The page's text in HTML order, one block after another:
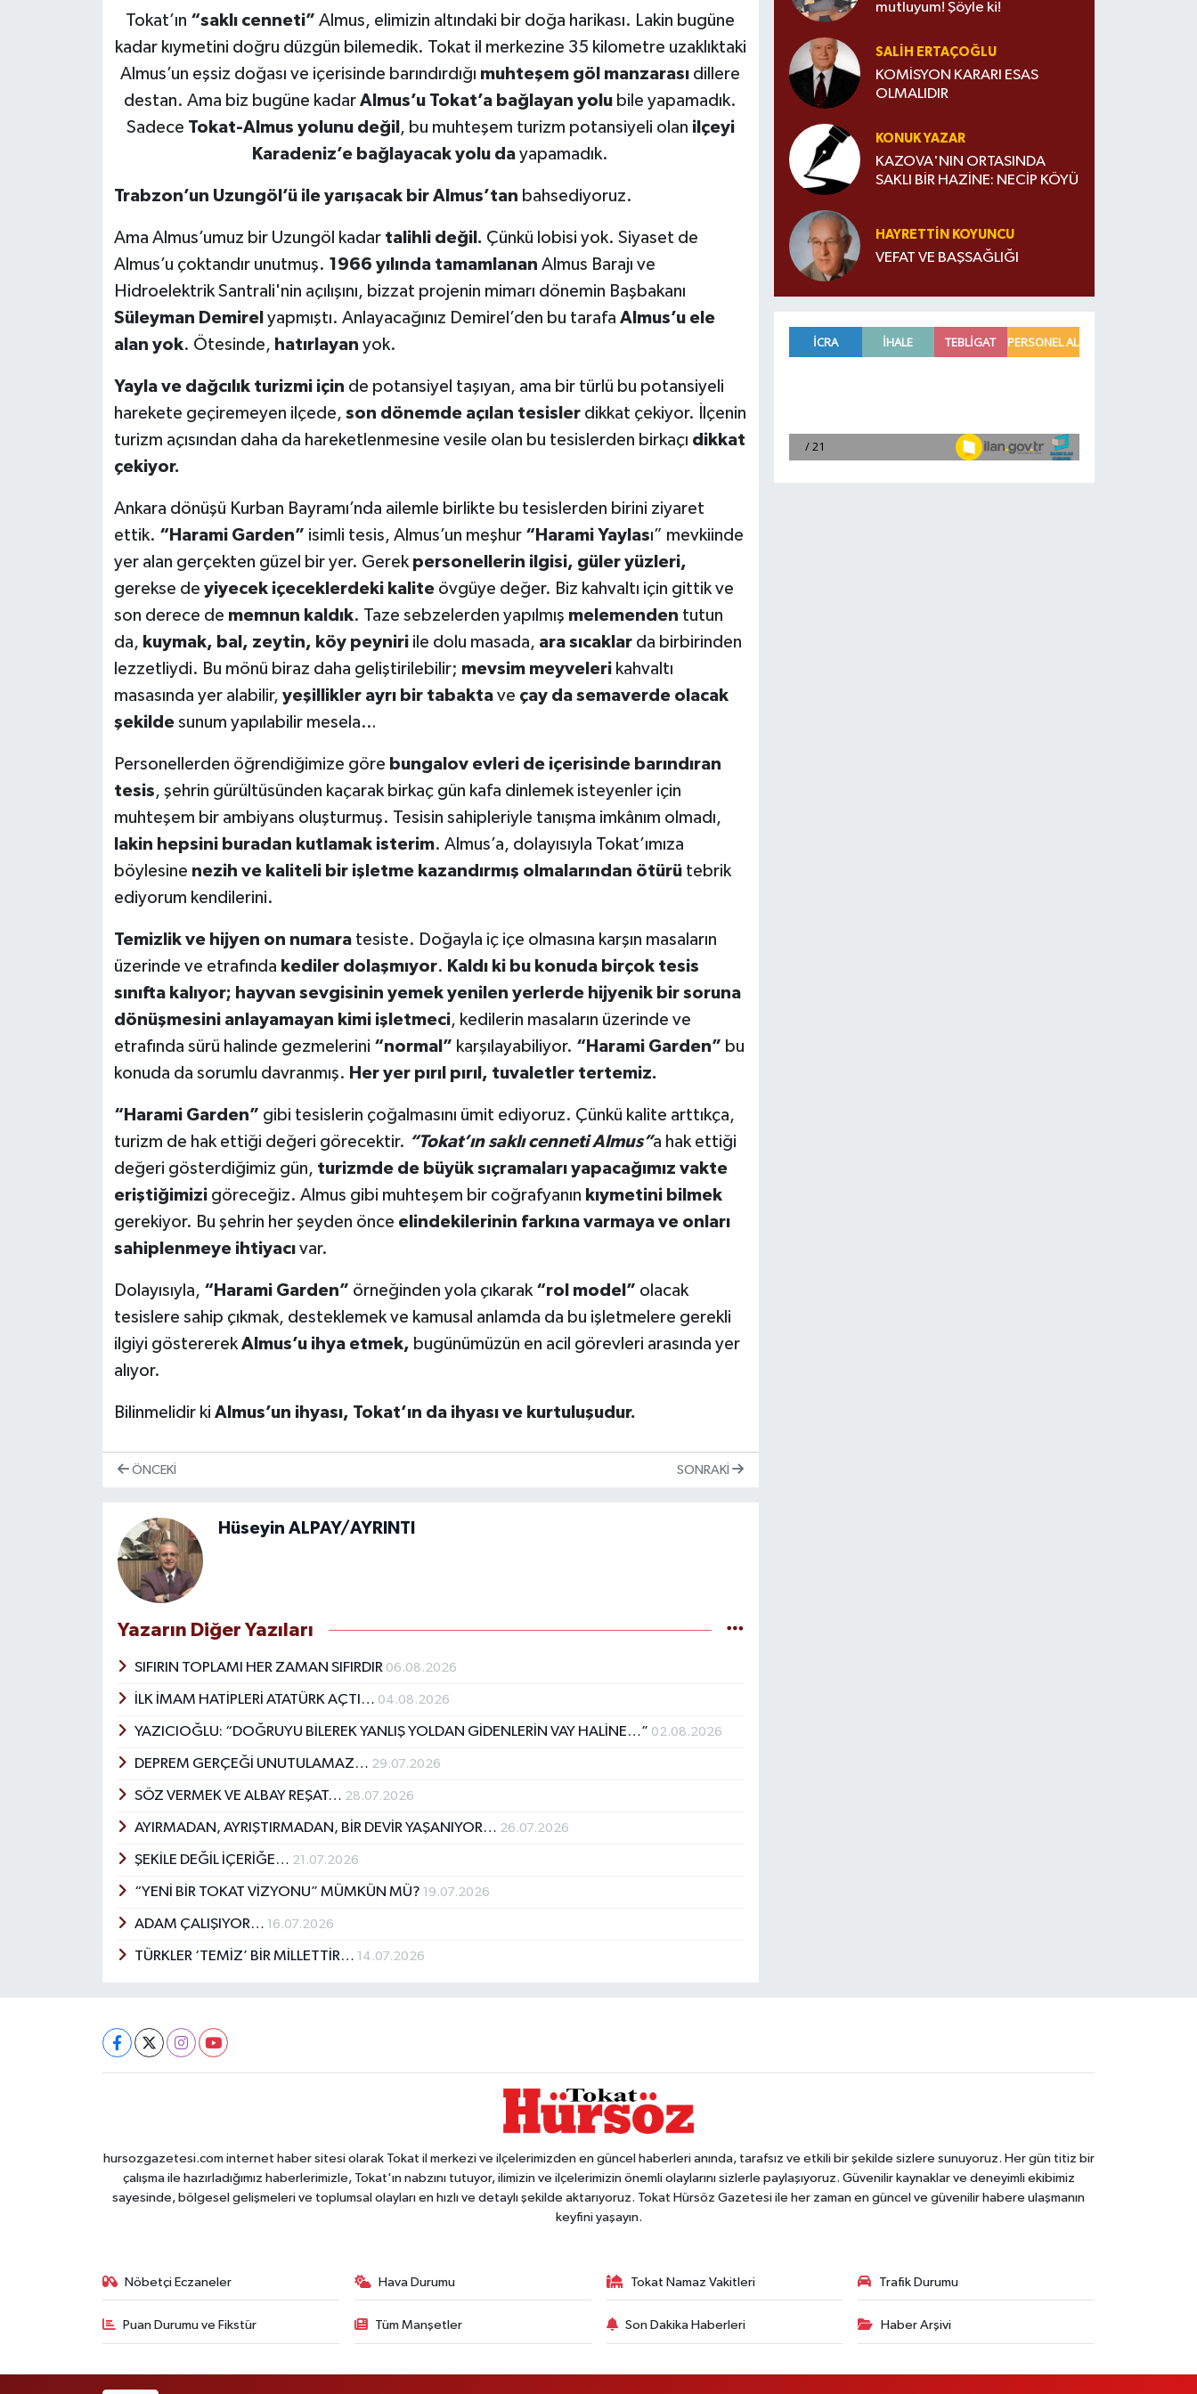
Tokat’ın “saklı cenneti” Almus, elimizin altındaki bir doğa harikası. Lakin bugüne
kadar kıymetini doğru düzgün bilemedik. Tokat il merkezine 35 kilometre uzaklıktaki
Almus’un eşsiz doğası ve içerisinde barındırdığı muhteşem göl manzarası dillere
destan. Ama biz bugüne kadarAlmus’u Tokat’a bağlayan yolu bile yapamadık.
Sadece Tokat-Almus yolunu değil , bu muhteşem turizm potansiyeli olan ilçeyi
Karadeniz’e bağlayacak yolu da yapamadık.
Trabzon’un Uzungöl’ü ile yarışacak bir Almus’tan bahsediyoruz.
Ama Almus’umuz bir Uzungöl kadar talihli değil. Çünkü lobisi yok. Siyaset de
Almus’u çoktandır unutmuş. 1966 yılında tamamlanan Almus Barajı ve
Hidroelektrik Santrali'nin açılışını, bizzat projenin mimarı dönemin Başbakanı
Süleyman Demirel yapmıştı. Anlayacağınız Demirel’den bu tarafa Almus’u ele
alan yok. Ötesinde, hatırlayan yok.
Yayla ve dağcılık turizmi için de potansiyel taşıyan, ama bir türlü bu potansiyeli
harekete geçiremeyen ilçede, son dönemde açılan tesislerdikkat çekiyor. İlçenin
turizm açısından daha da hareketlenmesine vesile olan bu tesislerden birkaçı dikkat
çekiyor.
Ankara dönüşü Kurban Bayramı’nda ailemle birlikte bu tesislerden birini ziyaret
ettik. “Harami Garden” isimli tesis, Almus’un meşhur “Harami Yaylası” mevkiinde
yer alan gerçekten güzel bir yer. Gerek personellerin ilgisi, güler yüzleri,
gerekse de yiyecek içeceklerdeki kaliteövgüye değer. Biz kahvaltı için gittik ve
son derece de memnun kaldık. Taze sebzelerden yapılmış melemenden tutun
da, kuymak, bal, zeytin, köy peyniriile dolu masada, ara sıcaklarda birbirinden
lezzetliydi. Bu mönü biraz daha geliştirilebilir; mevsim meyveleri kahvaltı
masasında yer alabilir, yeşillikler ayrı bir tabaktave çay da semaverde olacak
şekildesunum yapılabilir mesela…
Personellerden öğrendiğimize göre bungalov evleri de içerisinde barındıran
tesis, şehrin gürültüsünden kaçarak birkaç gün kafa dinlemek isteyenler için
muhteşem bir ambiyans oluşturmuş. Tesisin sahipleriyle tanışma imkânım olmadı,
lakin hepsini buradan kutlamak isterim. Almus’a, dolayısıyla Tokat’ımıza
böylesine nezih ve kaliteli bir işletme kazandırmış olmalarından ötürütebrik
ediyorum kendilerini.
Temizlik ve hijyen on numaratesiste. Doğayla iç içe olmasına karşın masaların
üzerinde ve etrafında kediler dolaşmıyor. Kaldı ki bu konuda birçok tesis
sınıfta kalıyor; hayvan sevgisinin yemek yenilen yerlerde hijyenik bir soruna
dönüşmesini anlayamayan kimi işletmeci, kedilerin masaların üzerinde ve
etrafında sürü halinde gezmelerini “normal” karşılayabiliyor. “Harami Garden” bu
konuda da sorumlu davranmış. Her yer pırıl pırıl, tuvaletler tertemiz.
“Harami Garden” gibi tesislerin çoğalmasını ümit ediyoruz. Çünkü kalite arttıkça,
turizm de hak ettiği değeri görecektir. “Tokat’ın saklı cenneti Almus”a hak ettiği
değeri gösterdiğimiz gün, turizmde de büyük sıçramaları yapacağımız vakte
eriştiğimizigöreceğiz. Almus gibi muhteşem bir coğrafyanın kıymetini bilmek
gerekiyor. Bu şehrin her şeyden önce elindekilerinin farkına varmaya ve onları
sahiplenmeye ihtiyacıvar.
Dolayısıyla, “Harami Garden” örneğinden yola çıkarak “rol model” olacak
tesislere sahip çıkmak, desteklemek ve kamusal anlamda da bu işletmelere gerekli
ilgiyi göstererek Almus’u ihya etmek, bugünümüzün en acil görevleri arasında yer
alıyor.
Bilinmelidir ki Almus’un ihyası, Tokat’ın da ihyası ve kurtuluşudur.
ÖNCEKI SONRAKI
Hüseyin ALPAY/AYRINTI
Yazarın Diğer Yazıları
SIFIRIN TOPLAMI HER ZAMAN SIFIRDIR 06.08.2026
İLK İMAM HATİPLERİ ATATÜRK AÇTI… 04.08.2026
YAZICIOĞLU: “DOĞRUYU BİLEREK YANLIŞ YOLDAN GİDENLERİN VAY HALİNE…” 02.08.2026
DEPREM GERÇEĞİ UNUTULAMAZ… 29.07.2026
SÖZ VERMEK VE ALBAY REŞAT… 28.07.2026
AYIRMADAN, AYRIŞTIRMADAN, BİR DEVİR YAŞANIYOR… 26.07.2026
ŞEKİLE DEĞİL İÇERİĞE… 21.07.2026
“YENİ BİR TOKAT VİZYONU” MÜMKÜN MÜ? 19.07.2026
ADAM ÇALIŞIYOR… 16.07.2026
TÜRKLER ‘TEMİZ’ BİR MİLLETTİR… 14.07.2026
mutluyum! Şöyle ki!
SALIH ERTAÇOĞLU
KOMİSYON KARARI ESAS
OLMALIDIR
KONUK YAZAR
KAZOVA'NIN ORTASINDA
SAKLI BİR HAZİNE: NECİP KÖYÜ
HAYRETTIN KOYUNCU
VEFAT VE BAŞSAĞLIĞI
hursozgazetesi.com internet haber sitesi olarak Tokat il merkezi ve ilçelerimizden en güncel haberleri anında, tarafsız ve etkili bir şekilde sizlere sunuyoruz. Her gün titiz bir
çalışma ile hazırladığımız haberlerimizle, Tokat'ın nabzını tutuyor, ilimizin ve ilçelerimizin önemli olaylarını sizlerle paylaşıyoruz. Güvenilir kaynaklar ve deneyimli ekibimiz
sayesinde, bölgesel gelişmeleri ve toplumsal olayları en hızlı ve detaylı şekilde aktarıyoruz. Tokat Hürsöz Gazetesi ile her zaman en güncel ve güvenilir habere ulaşmanın
keyfini yaşayın.
Nöbetçi Eczaneler Hava Durumu Tokat Namaz Vakitleri Trafik Durumu
Puan Durumu ve Fikstür Tüm Manşetler Son Dakika Haberleri Haber Arşivi
Tokat Haber